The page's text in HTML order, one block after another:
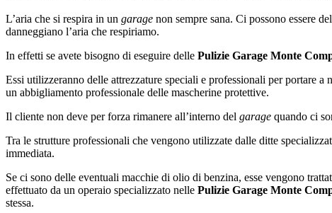
L’aria che si respira in un garage non sempre sana. Ci possono essere
danneggiano l’aria che respiriamo.
In effetti se avete bisogno di eseguire delle Pulizie Garage Monte
Essi utilizzeranno delle attrezzature speciali e professionali per portare
un abbigliamento professionale delle mascherine protettive.
Il cliente non deve per forza rimanere all’interno del garage quando ci
Tra le strutture professionali che vengono utilizzate dalle ditte
immediata.
Se ci sono delle eventuali macchie di olio di benzina, esse vengono
effettuato da un operaio specializzato nelle Pulizie Garage Monte
stessa.